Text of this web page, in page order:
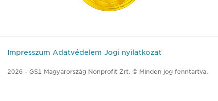
Impresszum Adatvédelem Jogi nyilatkozat
2026 - GS1 Magyarország Nonprofit Zrt. © Minden jog fenntartva.